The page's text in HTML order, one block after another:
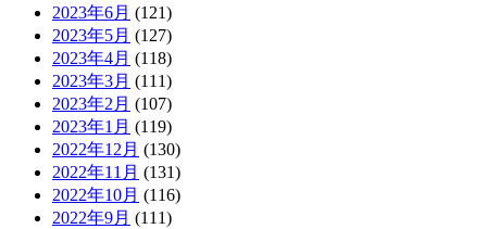
2023年6月 (121)
2023年5月 (127)
2023年4月 (118)
2023年3月 (111)
2023年2月 (107)
2023年1月 (119)
2022年12月 (130)
2022年11月 (131)
2022年10月 (116)
2022年9月 (111)